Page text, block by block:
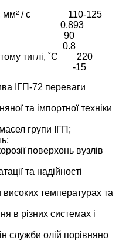
40 ˚, мм² / с 110-125
г / см³ 0,893
90
КОН / г 0.8
тиглі, ˚С 220
˚С -15
ІГП-72 переваги
та імпортної техніки
групи ІГП;
поверхонь вузлів
та надійності
температурах та
в різних системах і
служби олій порівняно